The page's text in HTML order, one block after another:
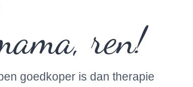
ren!
goedkoper is dan therapie